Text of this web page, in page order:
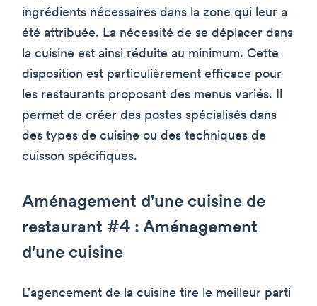
ingrédients nécessaires dans la zone qui leur a
été attribuée. La nécessité de se déplacer dans
la cuisine est ainsi réduite au minimum. Cette
disposition est particulièrement efficace pour
les restaurants proposant des menus variés. Il
permet de créer des postes spécialisés dans
des types de cuisine ou des techniques de
cuisson spécifiques.
Aménagement d'une cuisine de
restaurant #4 : Aménagement
d'une cuisine
L'agencement de la cuisine tire le meilleur parti